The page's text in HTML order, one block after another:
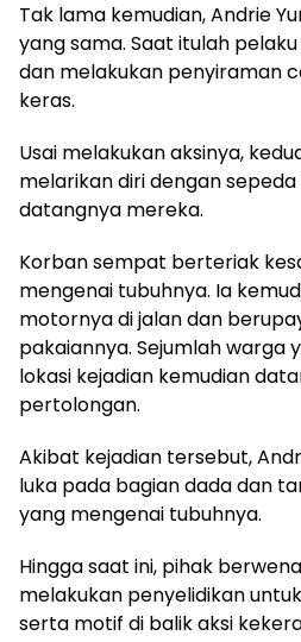
Tak lama kemudian, Andrie
yang sama. Saat itulah
dan melakukan penyiraman
keras.
Usai melakukan aksinya,
melarikan diri dengan
datangnya mereka.
Korban sempat berteriak
mengenai tubuhnya. Ia
motornya di jalan dan
pakaiannya. Sejumlah warga
lokasi kejadian kemudian
pertolongan.
Akibat kejadian tersebut,
luka pada bagian dada dan
yang mengenai tubuhnya.
Hingga saat ini, pihak
melakukan penyelidikan
serta motif di balik aksi